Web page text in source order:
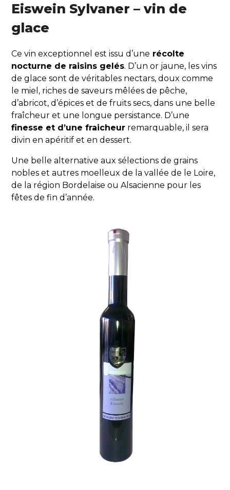
Eiswein Sylvaner – vin de
glace
Ce vin exceptionnel est issu d’une récolte
nocturne de raisins gelés. D’un or jaune, les vins
de glace sont de véritables nectars, doux comme
le miel, riches de saveurs mêlées de pêche,
d’abricot, d’épices et de fruits secs, dans une belle
fraîcheur et une longue persistance. D’une
finesse et d’une fraicheur remarquable, il sera
divin en apéritif et en dessert.
Une belle alternative aux sélections de grains
nobles et autres moelleux de la vallée de le Loire,
de la région Bordelaise ou Alsacienne pour les
fêtes de fin d’année.